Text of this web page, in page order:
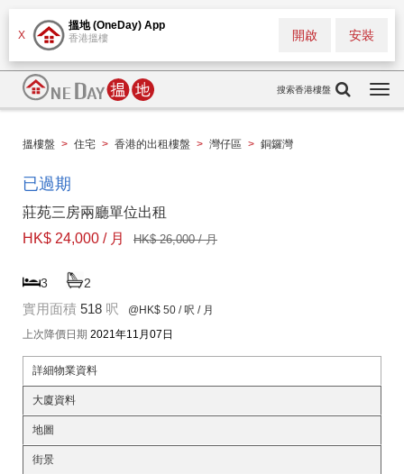
X
搵地 (OneDay) App
香港搵樓 安裝
開啟
搜索香港樓盤
搵樓盤 > 住宅 > 香港的出租樓盤 > 灣仔區 > 銅鑼灣
已過期
莊苑三房兩廳單位出租
HK$ 24,000 / 月
HK$ 26,000 / 月
3 2
實用面積 518 呎 @HK$ 50 / 呎 / 月
上次降價日期 2021年11月07日
詳細物業資料
大廈資料
地圖
街景